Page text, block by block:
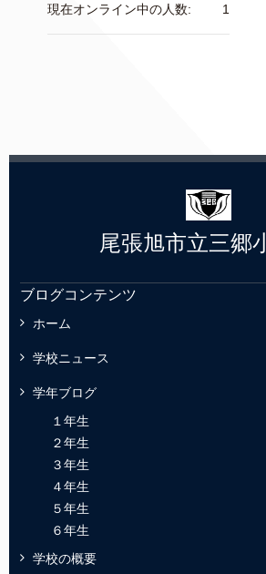
1
現在オンライン中の人数:
尾張旭市立三郷
ブログコンテンツ
ホーム
学校ニュース
学年ブログ
１年生
２年生
３年生
４年生
５年生
６年生
学校の概要